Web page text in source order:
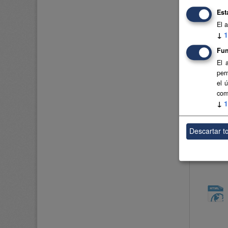
El
↓ 1
El
el
↓ 1
Descartar